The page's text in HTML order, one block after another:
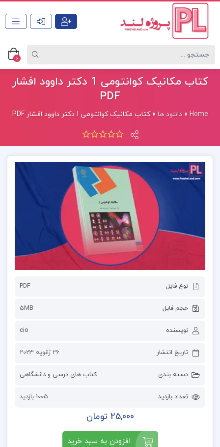
0
کتاب مکانیک کوانتومی 1 دکتر داوود افشار
PDF
Home
»دانلود ها »کتاب مکانیک کوانتومی 1 دکتر داوود افشار PDF
نوع فایل PDF
حجم فایل 5MB
نویسنده cio
تاریخ انتشار 26 ژانویه 2023
دسته بندی کتاب های درسی و دانشگاهی
تعداد بازدید 1005 بازدید
25,000 تومان
افزودن به سبد خرید